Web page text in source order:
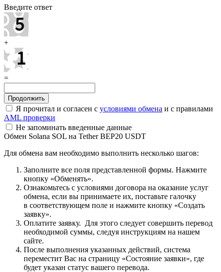
Введите ответ
+
=
Я прочитал и согласен с условиями обмена и с правилами
AML проверки
Не запоминать введенные данные
Обмен Solana SOL на Tether BEP20 USDT
Для обмена вам необходимо выполнить несколько шагов:
Заполните все поля представленной формы. Нажмите
кнопку «Обменять».
Ознакомьтесь с условиями договора на оказание услуг
обмена, если вы принимаете их, поставьте галочку
в соответствующем поле и нажмите кнопку «Создать
заявку».
Оплатите заявку. Для этого следует совершить перевод
необходимой суммы, следуя инструкциям на нашем
сайте.
После выполнения указанных действий, система
переместит Вас на страницу «Состояние заявки», где
будет указан статус вашего перевода.